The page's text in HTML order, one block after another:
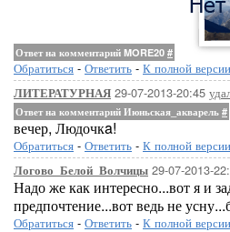
Ответ на комментарий MORE20 #
Обратиться - Ответить - К полной версии
ЛИТЕРАТУРНАЯ 29-07-2013-20:45
Ответ на комментарий Июньская_акварель #
вечер, Людочкa!
Обратиться - Ответить - К полной версии
Логово_Белой_Волчицы 29-07-2013-
Надо же как интересно...вот я и
предпочтение...вот ведь не
Обратиться - Ответить - К полной версии